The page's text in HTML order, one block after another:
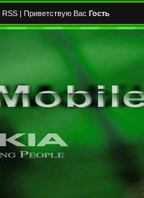
RSS| Приветствую Вас Гость